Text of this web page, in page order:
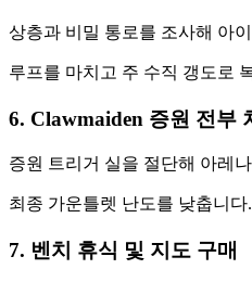
상층과 비밀 통로를 조사해 아
루프를 마치고 주 수직 갱도로
6. Clawmaiden 증원 전부
증원 트리거 실을 절단해 아레
최종 가운틀렛 난도를 낮춥니다.
7. 벤치 휴식 및 지도 구매